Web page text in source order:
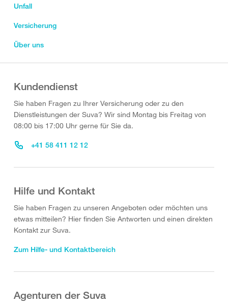
Unfall
Versicherung
Über uns
Kundendienst
Sie haben Fragen zu Ihrer Versicherung oder zu den
Dienstleistungen der Suva? Wir sind Montag bis Freitag von
08:00 bis 17:00 Uhr gerne für Sie da.
+41 58 411 12 12
Hilfe und Kontakt
Sie haben Fragen zu unseren Angeboten oder möchten uns
etwas mitteilen? Hier finden Sie Antworten und einen direkten
Kontakt zur Suva.
Zum Hilfe- und Kontaktbereich
Agenturen der Suva